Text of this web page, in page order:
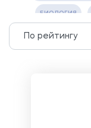
БИОЛОГИЯ
ВЕТЕРИНАРИЯ